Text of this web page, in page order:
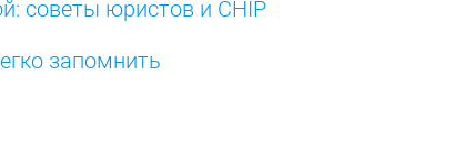
советы юристов и CHIP
запомнить